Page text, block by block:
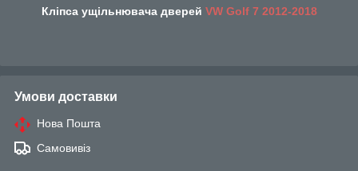
Кліпса ущільнювача дверей VW Golf 7 2012-2018
Умови доставки
Нова Пошта
Самовивіз